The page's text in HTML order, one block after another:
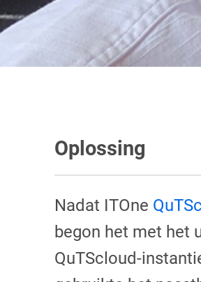
Oplossing
Nadat ITOne
begon het met het
QuTScloud-